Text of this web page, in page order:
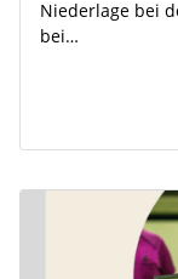
Niederlage bei
bei…